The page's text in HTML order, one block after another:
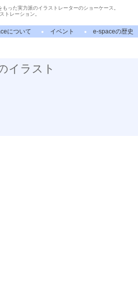
った実力派のイラストレーターのショーケース。
トレーション。
について イベント e-spaceの歴史
イラスト